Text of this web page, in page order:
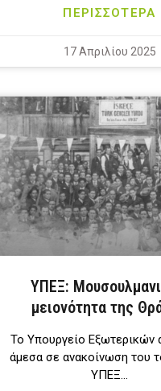
ΠΕΡΙΣΣΟΤΕΡΑ
17 Απριλίου 2025
ΥΠΕΞ:
μειονότητα της
Το Υπουργείο Εξωτερικών
άμεσα σε ανακοίνωση του
ΥΠΕΞ…